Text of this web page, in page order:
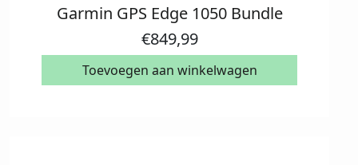
Garmin GPS Edge 1050 Bundle
€849,99
Toevoegen aan winkelwagen